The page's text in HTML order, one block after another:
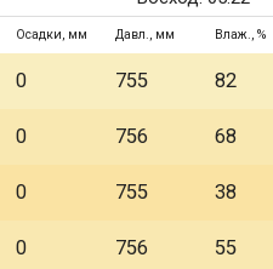
Осадки, мм Давл., мм Влаж., %
0 755 82
0 756 68
0 755 38
0 756 55